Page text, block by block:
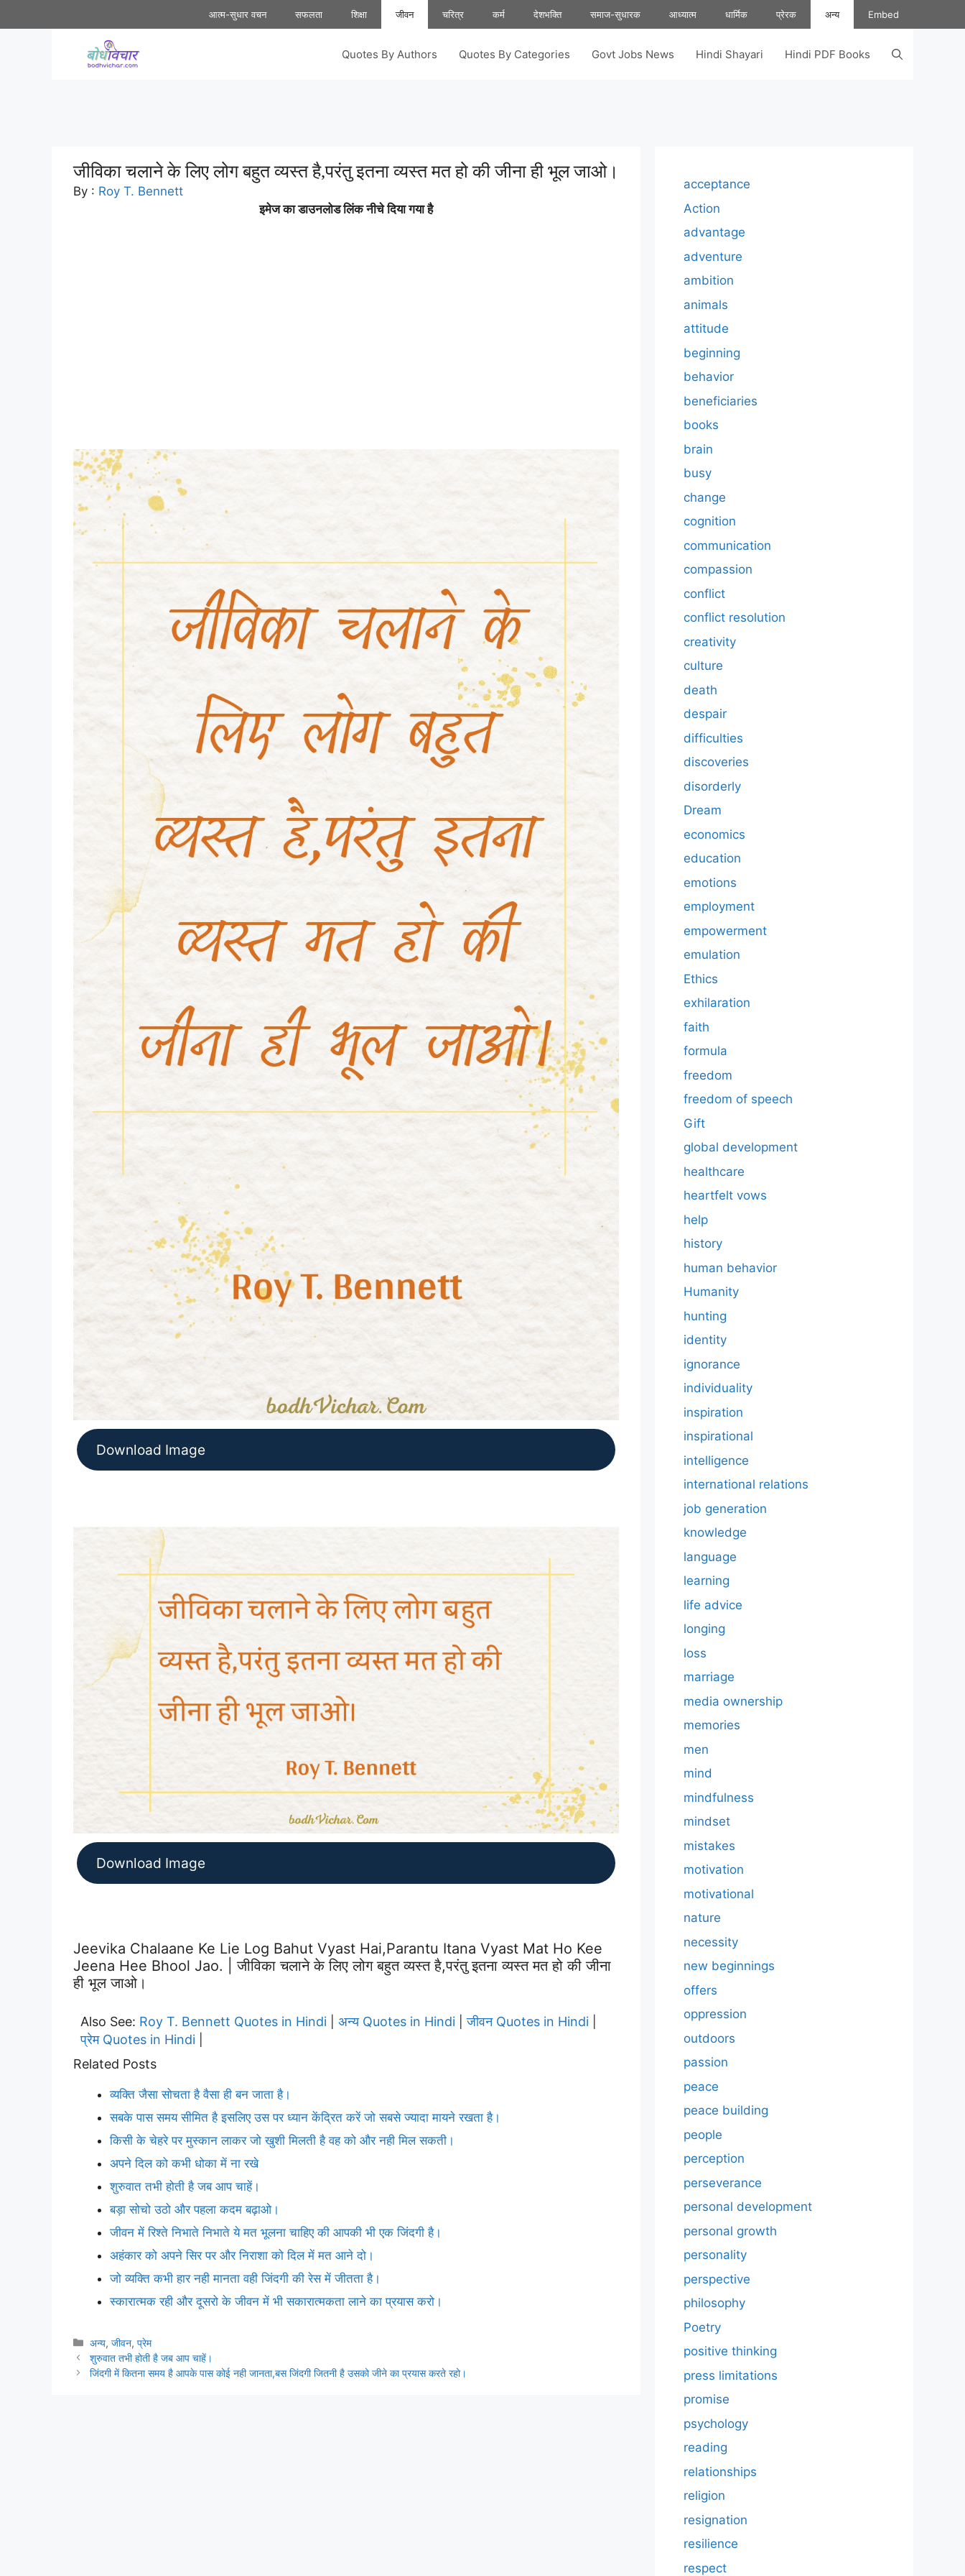
to
आत्म-सुधार वचन सफलता शिक्षा जीवन चरित्र कर्म देशभक्ति समाज-सुधारक आध्यात्म धार्मिक प्रेरक अन्य Embed
Quotes By Authors Quotes By Categories Govt Jobs News Hindi Shayari Hindi PDF Books
जीविका चलाने के लिए लोग बहुत व्यस्त है,परंतु इतना व्यस्त मत हो की जीना ही भूल जाओ।
By : Roy T. Bennett
इमेज का डाउनलोड लिंक नीचे दिया गया है
Download Image
Download Image
Jeevika Chalaane Ke Lie Log Bahut Vyast Hai,parantu Itana Vyast Mat Ho Kee
Jeena Hee Bhool Jao. | जीविका चलाने के लिए लोग बहुत व्यस्त है,परंतु इतना व्यस्त मत हो की जीना
ही भूल जाओ।
Also See: Roy T. Bennett Quotes in Hindi अन्य Quotes in Hindi |जीवन Quotes in Hindi
प्रेम Quotes in Hindi
Related Posts
व्यक्ति जैसा सोचता है वैसा ही बन जाता है।
सबके पास समय सीमित है इसलिए उस पर ध्यान केंद्रित करें जो सबसे ज्यादा मायने रखता है।
किसी के चेहरे पर मुस्कान लाकर जो खुशी मिलती है वह को और नही मिल सकती।
अपने दिल को कभी धोका में ना रखे
शुरुवात तभी होती है जब आप चाहें।
बड़ा सोचो उठो और पहला कदम बढ़ाओ।
जीवन में रिश्ते निभाते निभाते ये मत भूलना चाहिए की आपकी भी एक जिंदगी है।
अहंकार को अपने सिर पर और निराशा को दिल में मत आने दो।
जो व्यक्ति कभी हार नही मानता वही जिंदगी की रेस में जीतता है।
स्कारात्मक रही और दूसरो के जीवन में भी सकारात्मकता लाने का प्रयास करो।
Categories
अन्य,जीवन,प्रेम
शुरुवात तभी होती है जब आप चाहें।
जिंदगी में कितना समय है आपके पास कोई नही जानता,बस जिंदगी जितनी है उसको जीने का प्रयास करते रहो।
acceptance
Action
advantage
adventure
ambition
animals
attitude
beginning
behavior
beneficiaries
books
brain
busy
change
cognition
communication
compassion
conflict
conflict resolution
creativity
culture
death
despair
difficulties
discoveries
disorderly
Dream
economics
education
emotions
employment
empowerment
emulation
Ethics
exhilaration
faith
formula
freedom
freedom of speech
Gift
global development
healthcare
heartfelt vows
help
history
human behavior
Humanity
hunting
identity
ignorance
individuality
inspiration
inspirational
intelligence
international relations
job generation
knowledge
language
learning
life advice
longing
loss
marriage
media ownership
memories
men
mind
mindfulness
mindset
mistakes
motivation
motivational
nature
necessity
new beginnings
offers
oppression
outdoors
passion
peace
peace building
people
perception
perseverance
personal development
personal growth
personality
perspective
philosophy
Poetry
positive thinking
press limitations
promise
psychology
reading
relationships
religion
resignation
resilience
respect